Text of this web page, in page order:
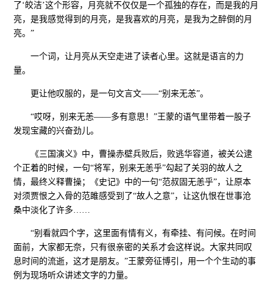
了‘皎洁’这个形容，月亮就不仅仅是一个孤独的存在，而是我的月
亮，是我感觉得到的月亮，是我喜欢的月亮，是我为之醉倒的月
亮。”
一个词，让月亮从天空走进了读者心里。这就是语言的力
量。
更让他叹服的，是一句文言文——“别来无恙”。
“哎呀，别来无恙——多有意思！”王蒙的语气里带着一股子
发现宝藏的兴奋劲儿。
《三国演义》中，曹操赤壁兵败后，败逃华容道，被关公逮
个正着的时候，一句“将军，别来无恙乎”勾起了关羽的故人之
情，最终义释曹操；《史记》中的一句“范叔固无恙乎”，让原本
对须贾恨之入骨的范雎感受到了“故人之意”，让这仇恨在世事沧
桑中淡化了许多……
“别看就四个字，这里面有情有义，有牵挂、有问候。在时间
面前，大家都无奈，只有很亲密的关系才会这样说。大家共同叹
息时间的流逝，这才是朋友。”王蒙旁征博引，用一个个生动的事
例为现场听众讲述文字的力量。